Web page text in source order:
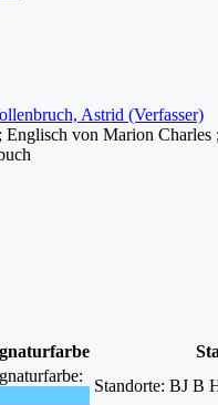
Astrid (Verfasser)
von Marion Charles
Standorte: BJ B